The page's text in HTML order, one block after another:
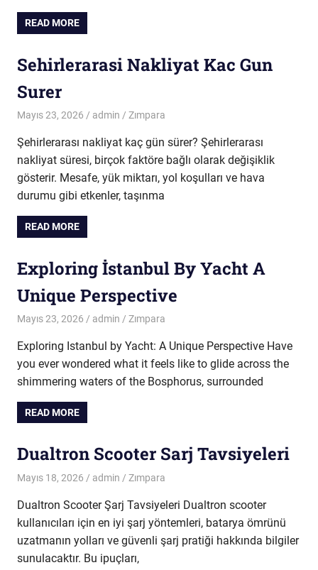
READ MORE
Sehirlerarasi Nakliyat Kac Gun
Surer
Mayıs 23, 2026 admin Zımpara
Şehirlerarası nakliyat kaç gün sürer? Şehirlerarası
nakliyat süresi, birçok faktöre bağlı olarak değişiklik
gösterir. Mesafe, yük miktarı, yol koşulları ve hava
durumu gibi etkenler, taşınma
READ MORE
Exploring İstanbul By Yacht A
Unique Perspective
Mayıs 23, 2026 admin Zımpara
Exploring Istanbul by Yacht: A Unique Perspective Have
you ever wondered what it feels like to glide across the
shimmering waters of the Bosphorus, surrounded
READ MORE
Dualtron Scooter Sarj Tavsiyeleri
Mayıs 18, 2026 admin Zımpara
Dualtron Scooter Şarj Tavsiyeleri Dualtron scooter
kullanıcıları için en iyi şarj yöntemleri, batarya ömrünü
uzatmanın yolları ve güvenli şarj pratiği hakkında bilgiler
sunulacaktır. Bu ipuçları,